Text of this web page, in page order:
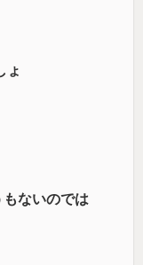
ないのでは